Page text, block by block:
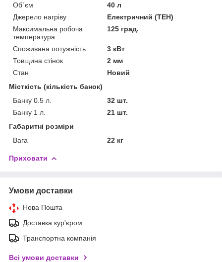
Об`єм
40 л
Джерело нагріву
Електричний (ТЕН)
Максимальна робоча
температура
125 град.
Споживана потужність
3 кВт
Товщина стінок
2 мм
Стан
Новий
Місткість (кількість банок)
Банку 0.5 л.
32 шт.
Банку 1 л.
21 шт.
Габаритні розміри
Вага
22 кг
Приховати
Умови доставки
Нова Пошта
Доставка кур'єром
Транспортна компанія
Всі умови доставки